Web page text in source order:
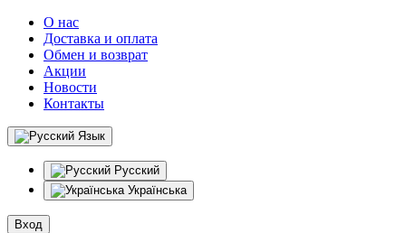
О нас
Доставка и оплата
Обмен и возврат
Акции
Новости
Контакты
Язык
Русский
Українська
Вход